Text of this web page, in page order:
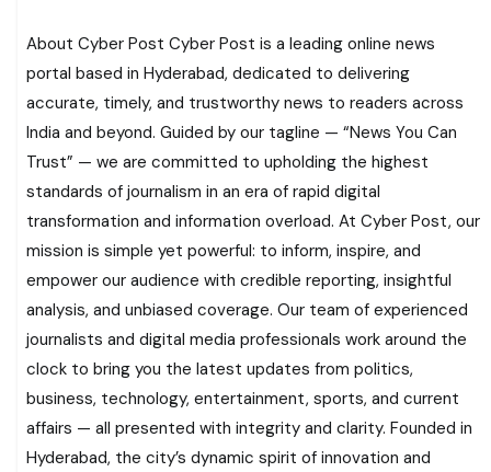
About Cyber Post Cyber Post is a leading online news
portal based in Hyderabad, dedicated to delivering
accurate, timely, and trustworthy news to readers across
India and beyond. Guided by our tagline — “News You Can
Trust” — we are committed to upholding the highest
standards of journalism in an era of rapid digital
transformation and information overload. At Cyber Post, our
mission is simple yet powerful: to inform, inspire, and
empower our audience with credible reporting, insightful
analysis, and unbiased coverage. Our team of experienced
journalists and digital media professionals work around the
clock to bring you the latest updates from politics,
business, technology, entertainment, sports, and current
affairs — all presented with integrity and clarity. Founded in
Hyderabad, the city’s dynamic spirit of innovation and